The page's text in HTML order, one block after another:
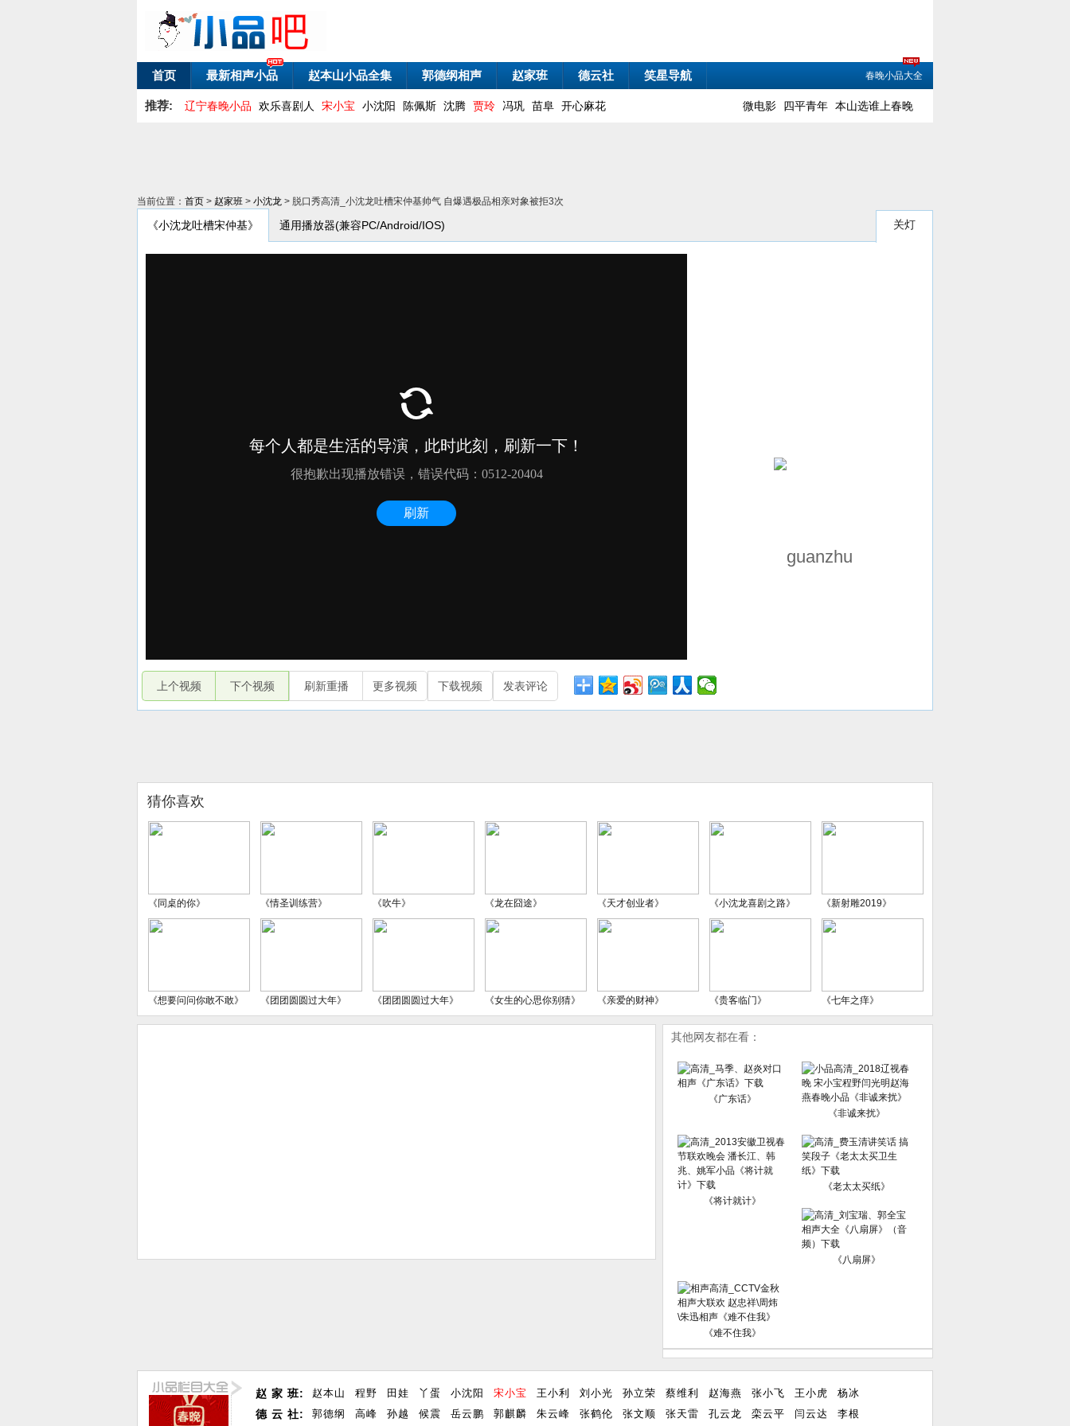
首页 最新相声小品 赵本山小品全集 郭德纲相声 赵家班 德云社 笑星导航 春晚小品大全
推荐: 辽宁春晚小品 欢乐喜剧人 宋小宝 小沈阳 陈佩斯 沈腾 贾玲 冯巩 苗阜 开心麻花 微电影 四平青年 本山选谁上春晚
当前位置： 首页 > 赵家班 > 小沈龙 > 脱口秀高清_小沈龙吐槽宋仲基帅气 自爆遇极品相亲对象被拒3次
《小沈龙吐槽宋仲基》 通用播放器(兼容PC/Android/IOS) 关灯
上个视频 下个视频 刷新重播 更多视频 下载视频 发表评论
猜你喜欢
《同桌的你》 《情圣训练营》 《吹牛》 《龙在囧途》 《天才创业者》 《小沈龙喜剧之路》 《新射雕2019》
《想要问问你敢不敢》 《团团圆圆过大年》 《团团圆圆过大年》 《女生的心思你别猜》 《亲爱的财神》 《贵客临门》 《七年之痒》
其他网友都在看：
《广东话》
《非诚来扰》
《将计就计》
《老太太买纸》
《八扇屏》
《难不住我》
赵 家 班:
德 云 社:
赵本山 程野 田娃 丫蛋 小沈阳 宋小宝 王小利 刘小光 孙立荣 蔡维利 赵海燕 张小飞 王小虎
杨冰
郭德纲
高峰 孙越 候震 岳云鹏 郭麒麟 朱云峰 张鹤伦 张文顺 张天雷 孔云龙 栾云平 闫云达 李根